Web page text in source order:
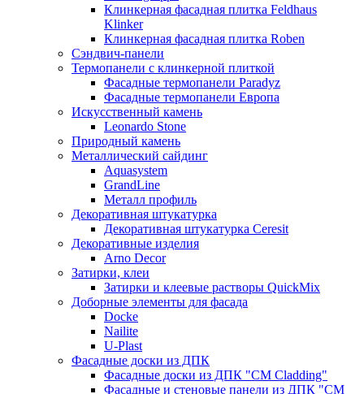
Клинкерная фасадная плитка Feldhaus
Klinker
Клинкерная фасадная плитка Roben
Сэндвич-панели
Термопанели с клинкерной плиткой
Фасадные термопанели Paradyz
Фасадные термопанели Европа
Искусственный камень
Leonardo Stone
Природный камень
Металлический сайдинг
Aquasystem
GrandLine
Металл профиль
Декоративная штукатурка
Декоративная штукатурка Ceresit
Декоративные изделия
Arno Decor
Затирки, клеи
Затирки и клеевые растворы QuickMix
Доборные элементы для фасада
Docke
Nailite
U-Plast
Фасадные доски из ДПК
Фасадные доски из ДПК "CM Cladding"
Фасадные и стеновые панели из ДПК "CM